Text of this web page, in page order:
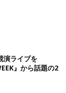
演ライブを
』から話題の2